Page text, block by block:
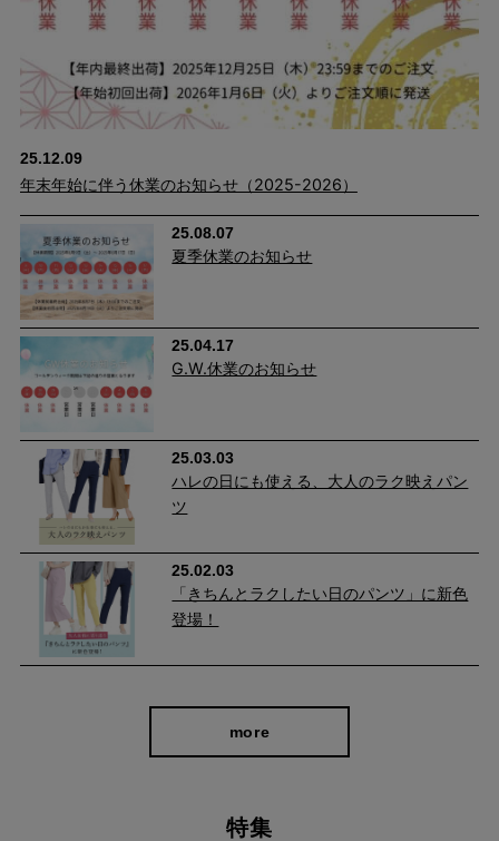
25.12.09
年末年始に伴う休業のお知らせ（2025-2026）
25.08.07
夏季休業のお知らせ
25.04.17
G.W.休業のお知らせ
25.03.03
ハレの日にも使える、大人のラク映えパン
ツ
25.02.03
「きちんとラクしたい日のパンツ」に新色
登場！
more
特集